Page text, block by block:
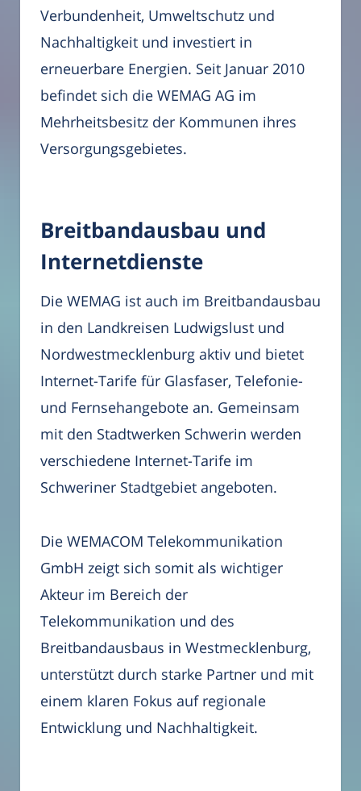
Verbundenheit, Umweltschutz und
Nachhaltigkeit und investiert in
erneuerbare Energien. Seit Januar 2010
befindet sich die WEMAG AG im
Mehrheitsbesitz der Kommunen ihres
Versorgungsgebietes.
Breitbandausbau und
Internetdienste
Die WEMAG ist auch im Breitbandausbau
in den Landkreisen Ludwigslust und
Nordwestmecklenburg aktiv und bietet
Internet-Tarife für Glasfaser, Telefonie-
und Fernsehangebote an. Gemeinsam
mit den Stadtwerken Schwerin werden
verschiedene Internet-Tarife im
Schweriner Stadtgebiet angeboten.
Die WEMACOM Telekommunikation
GmbH zeigt sich somit als wichtiger
Akteur im Bereich der
Telekommunikation und des
Breitbandausbaus in Westmecklenburg,
unterstützt durch starke Partner und mit
einem klaren Fokus auf regionale
Entwicklung und Nachhaltigkeit.